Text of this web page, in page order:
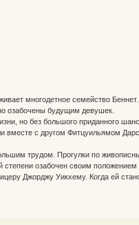
многодетное семейство
озабочены будущим девушек.
но без большого приданного
вместе с другом Фитцуильямом
трудом. Прогулки по
степени озабочен своим
Джорджу Уикхему. Когда ей